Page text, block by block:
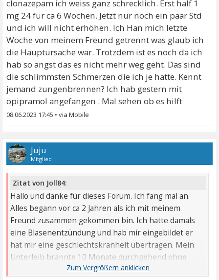
clonazepam ich weiss ganz schrecklich. Erst half 1
mg 24 für ca 6 Wochen. Jetzt nur noch ein paar Std
und ich will nicht erhöhen. Ich Han mich letzte
Woche von meinem Freund getrennt was glaub ich
die Hauptursache war. Trotzdem ist es noch da ich
hab so angst das es nicht mehr weg geht. Das sind
die schlimmsten Schmerzen die ich je hatte. Kennt
jemand zungenbrennen? Ich hab gestern mit
opipramol angefangen . Mal sehen ob es hilft
08.06.2023 17:45 •
Juju
Mitglied
Zitat von Joll84:
Hallo und danke für dieses Forum. Ich fang mal an.
Alles begann vor ca 2 Jahren als ich mit meinem
Freund zusammen gekommen bin. Ich hatte damals
eine Blasenentzündung und hab mir eingebildet er
hat mir eine geschlechtskranheit übertragen. Mein
Unterleib brannte 10 Monate durchgehend ohne
irgendwelche Befunde. Dann ...